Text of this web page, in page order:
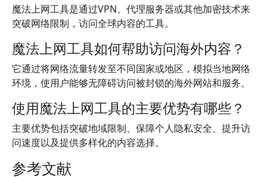
魔法上网工具是通过VPN、代理服务器或其他加密技术来
突破网络限制，访问全球内容的工具。
魔法上网工具如何帮助访问海外内容？
它通过将网络流量转发至不同国家或地区，模拟当地网络
环境，使用户能够无障碍访问被封锁的海外网站和服务。
使用魔法上网工具的主要优势有哪些？
主要优势包括突破地域限制、保障个人隐私安全、提升访
问速度以及提供多样化的内容选择。
参考文献